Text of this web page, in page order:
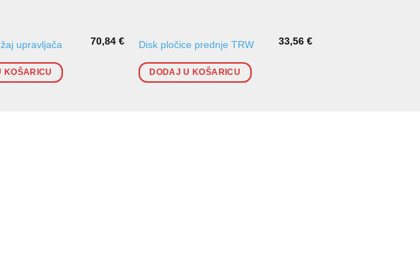
upravljača 70,84 €
KOŠARICU
Disk pločice prednje TRW 33,56€
DODAJ U KOŠARICU